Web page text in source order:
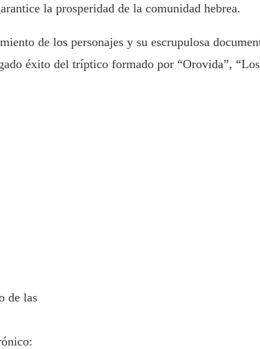
la prosperidad de la comunidad hebrea.
de los personajes y su escrupulosa
éxito del tríptico formado por “Orovida”,
de las